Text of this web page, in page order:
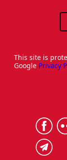
This site is
Google Privacy